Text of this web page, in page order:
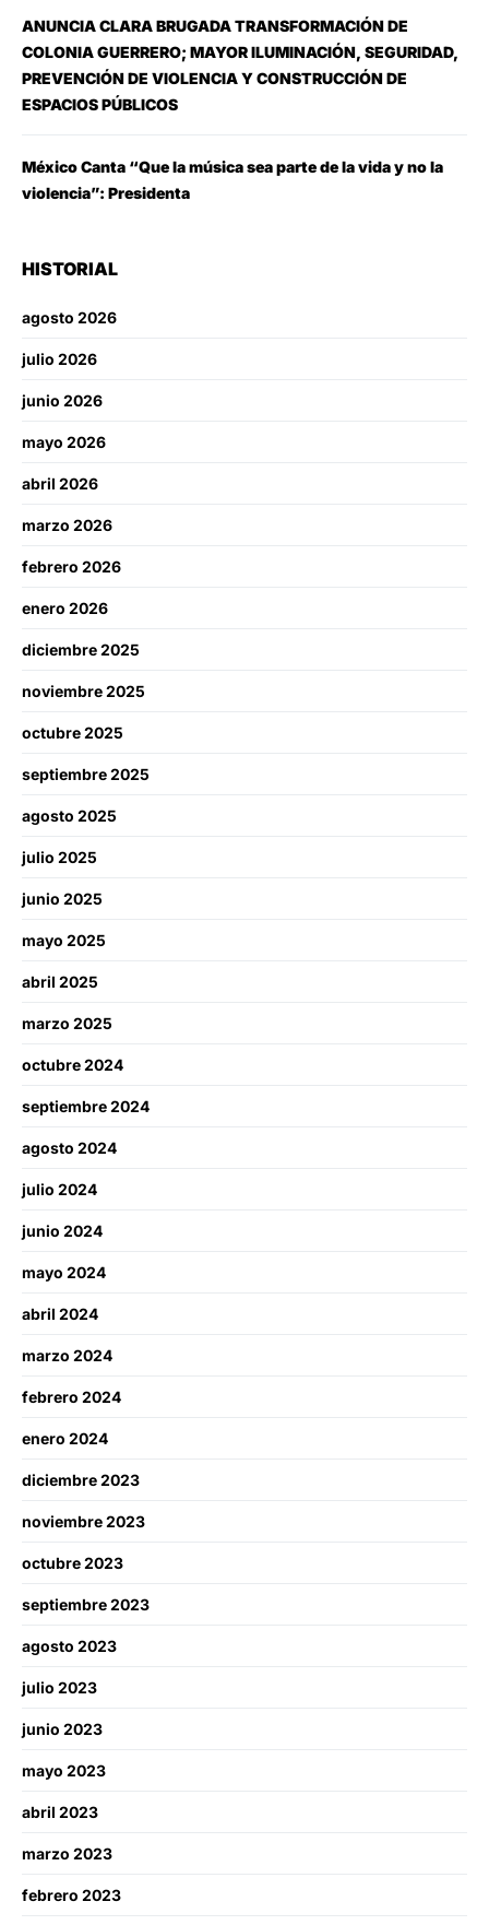
ANUNCIA CLARA BRUGADA TRANSFORMACIÓN DE
COLONIA GUERRERO; MAYOR ILUMINACIÓN, SEGURIDAD,
PREVENCIÓN DE VIOLENCIA Y CONSTRUCCIÓN DE
ESPACIOS PÚBLICOS
México Canta “Que la música sea parte de la vida y no la
violencia”: Presidenta
HISTORIAL
agosto 2026
julio 2026
junio 2026
mayo 2026
abril 2026
marzo 2026
febrero 2026
enero 2026
diciembre 2025
noviembre 2025
octubre 2025
septiembre 2025
agosto 2025
julio 2025
junio 2025
mayo 2025
abril 2025
marzo 2025
octubre 2024
septiembre 2024
agosto 2024
julio 2024
junio 2024
mayo 2024
abril 2024
marzo 2024
febrero 2024
enero 2024
diciembre 2023
noviembre 2023
octubre 2023
septiembre 2023
agosto 2023
julio 2023
junio 2023
mayo 2023
abril 2023
marzo 2023
febrero 2023